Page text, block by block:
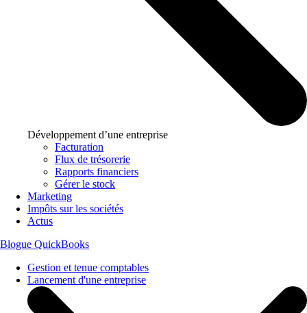
Développement d’une entreprise
Facturation
Flux de trésorerie
Rapports financiers
Gérer le stock
Marketing
Impôts sur les sociétés
Actus
Blogue QuickBooks
Gestion et tenue comptables
Lancement d'une entreprise